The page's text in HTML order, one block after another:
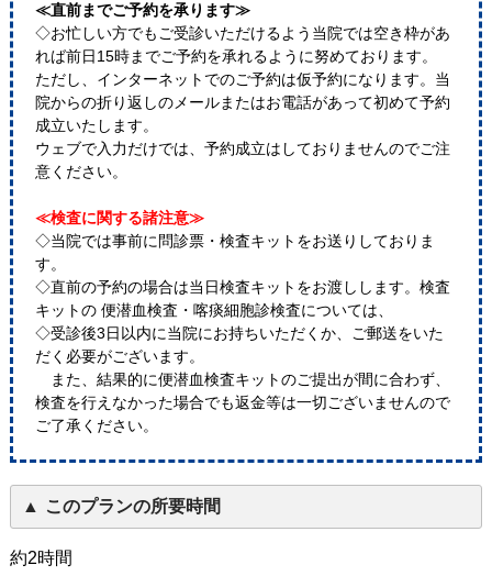
≪直前までご予約を承ります≫
◇お忙しい方でもご受診いただけるよう当院では空き枠があ
れば前日15時までご予約を承れるように努めております。
ただし、インターネットでのご予約は仮予約になります。当
院からの折り返しのメールまたはお電話があって初めて予約
成立いたします。
ウェブで入力だけでは、予約成立はしておりませんのでご注
意ください。
≪検査に関する諸注意≫
◇当院では事前に問診票・検査キットをお送りしておりま
す。
◇直前の予約の場合は当日検査キットをお渡しします。検査
キットの 便潜血検査・喀痰細胞診検査については、
◇受診後3日以内に当院にお持ちいただくか、ご郵送をいた
だく必要がございます。
また、結果的に便潜血検査キットのご提出が間に合わず、
検査を行えなかった場合でも返金等は一切ございませんので
ご了承ください。
このプランの所要時間
約2時間